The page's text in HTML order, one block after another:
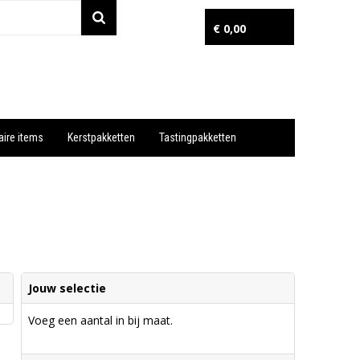
€ 0,00
items Kerstpakketten Tastingpakketten
Jouw selectie
Voeg een aantal in bij maat.